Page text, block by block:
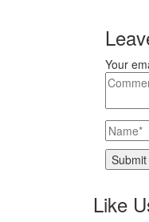
Your
Like